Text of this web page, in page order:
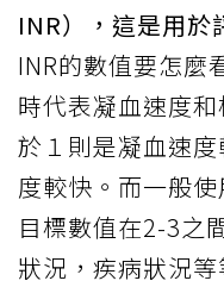
INR），這是用於
INR的數值要怎麼
時代表凝血速度
於１則是凝血速
度較快。而一般
目標數值在2-3之
狀況，疾病狀況等